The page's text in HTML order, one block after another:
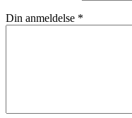
Din anmeldelse *